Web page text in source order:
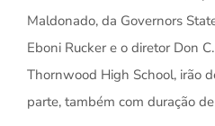
Maldonado, da Governors
Eboni Rucker e o diretor Don
Thornwood High School, irão
parte, também com duração